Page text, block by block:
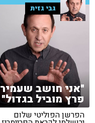
גבי גזית
"אני חושב שעמיר
פרץ מוביל בגדול"
הפרשן הפוליטי שלום